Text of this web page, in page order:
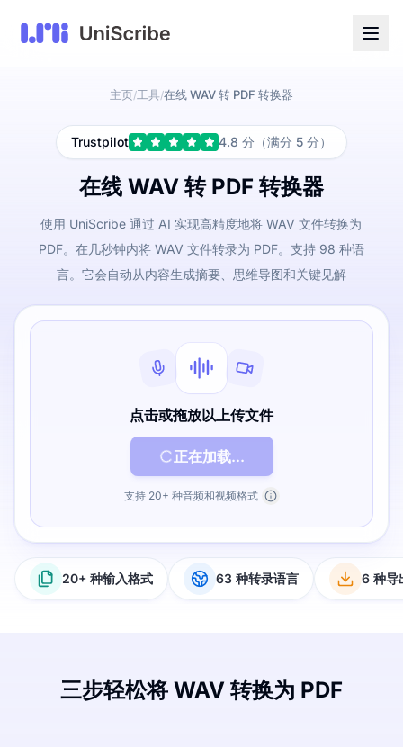
主页/工具/在线 WAV 转 PDF 转换器
Trustpilot 4.8 分（满分 5 分）
在线 WAV 转 PDF 转换器
使用 UniScribe 通过 AI 实现高精度地将 WAV 文件转换为
PDF。在几秒钟内将 WAV 文件转录为 PDF。支持 98 种语
言。它会自动从内容生成摘要、思维导图和关键见解
点击或拖放以上传文件
正在加载...
支持 20+ 种音频和视频格式
20+ 种输入格式 63 种转录语言 6 种导
三步轻松将 WAV 转换为 PDF